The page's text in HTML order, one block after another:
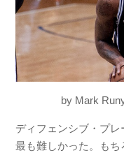
by Mark
ディフェンシブ・プ
最も難しかった。も